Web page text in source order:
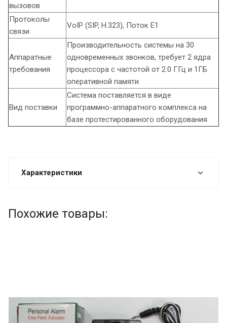
вызовов
Протоколы
связи
VoIP (SIP, H.323), Поток Е1
Аппаратные
требования
Производительность системы на 30
одновременных звонков, требует 2 ядра
процессора с частотой от 2.0 ГГц и 1ГБ
оперативной памяти
Вид поставки
Система поставляется в виде
программно-аппаратного комплекса на
базе протестированного оборудования
Характеристики
Похожие товары: